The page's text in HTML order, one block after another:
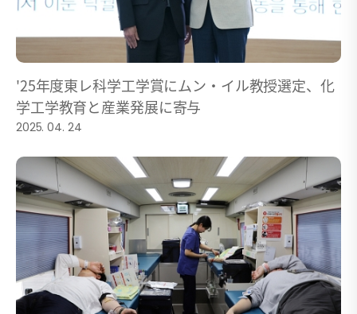
'25年度東レ科学工学賞にムン・イル教授選定、化
学工学教育と産業発展に寄与
2025. 04. 24